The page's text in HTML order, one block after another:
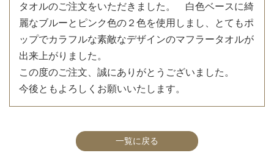
タオルのご注文をいただきました。 白色ベースに綺
麗なブルーとピンク色の２色を使用しまし、とてもポ
ップでカラフルな素敵なデザインのマフラータオルが
出来上がりました。
この度のご注文、誠にありがとうございました。
今後ともよろしくお願いいたします。
一覧に戻る